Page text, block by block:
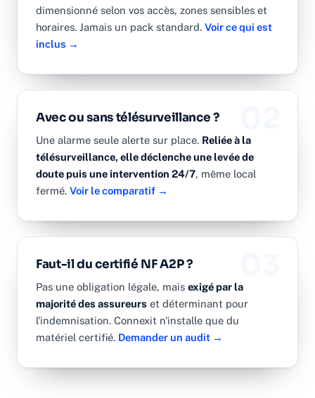
dimensionné selon vos accès, zones sensibles et
horaires. Jamais un pack standard. Voir ce qui est
inclus →
Avec ou sans télésurveillance ?
Une alarme seule alerte sur place. Reliée à la
télésurveillance, elle déclenche une levée de
doute puis une intervention 24/7, même local
fermé. Voir le comparatif →
Faut-il du certifié NF A2P ?
Pas une obligation légale, mais exigé par la
majorité des assureurs et déterminant pour
l'indemnisation. Connexit n'installe que du
matériel certifié. Demander un audit →